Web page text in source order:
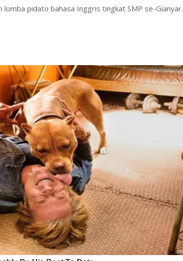
lomba pidato bahasa Inggris tingkat SMP se-Gianyar.